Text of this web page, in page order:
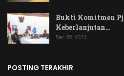
Bukti Komitmen
Keberlanjutan…
Dec 28, 2023
POSTING TERAKHIR